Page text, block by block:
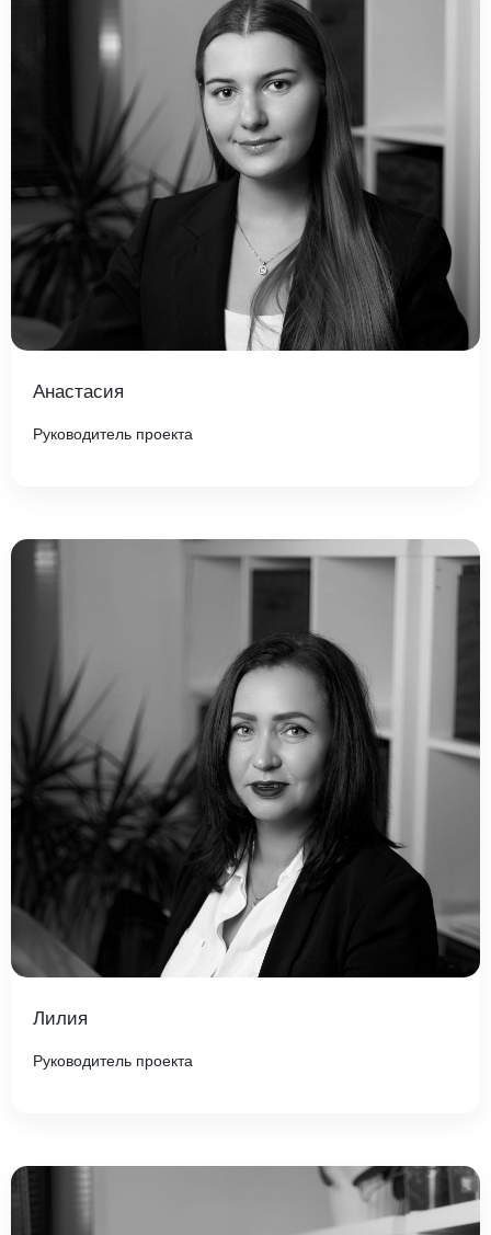
Анастасия
Руководитель проекта
Лилия
Руководитель проекта